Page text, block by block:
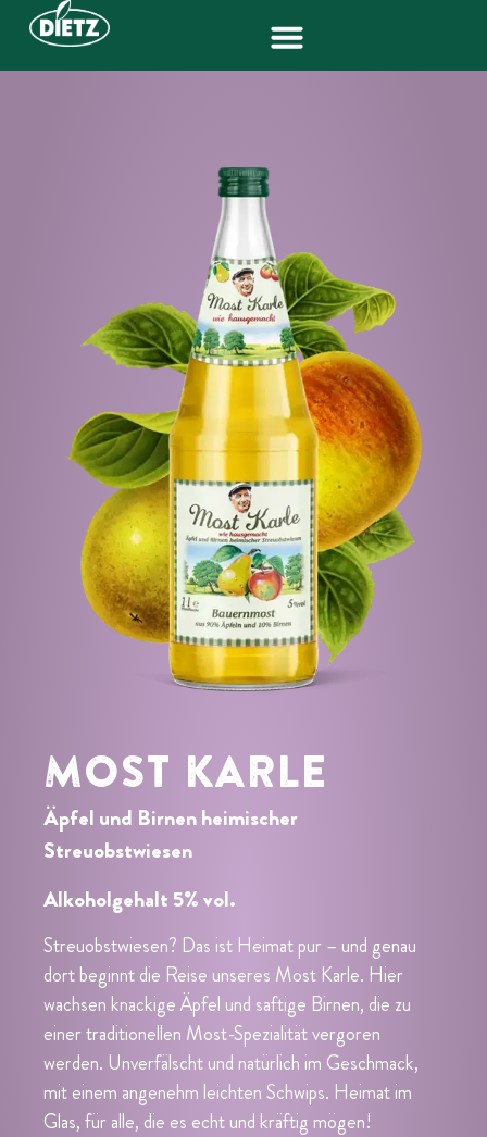
MOST KARLE
Äpfel und Birnen heimischer
Streuobstwiesen
Alkoholgehalt 5% vol.
Streuobstwiesen? Das ist Heimat pur – und genau
dort beginnt die Reise unseres Most Karle. Hier
wachsen knackige Äpfel und saftige Birnen, die zu
einer traditionellen Most-Spezialität vergoren
werden. Unverfälscht und natürlich im Geschmack,
mit einem angenehm leichten Schwips. Heimat im
Glas, für alle, die es echt und kräftig mögen!